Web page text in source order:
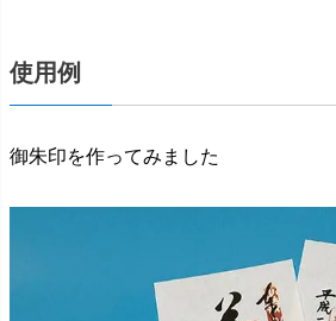
使用例
御朱印を作ってみました